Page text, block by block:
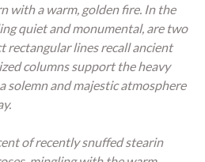
with a warm, golden fire. In the
quiet and monumental, are two
rectangular lines recall ancient
columns support the heavy
solemn and majestic atmosphere
of recently snuffed stearin